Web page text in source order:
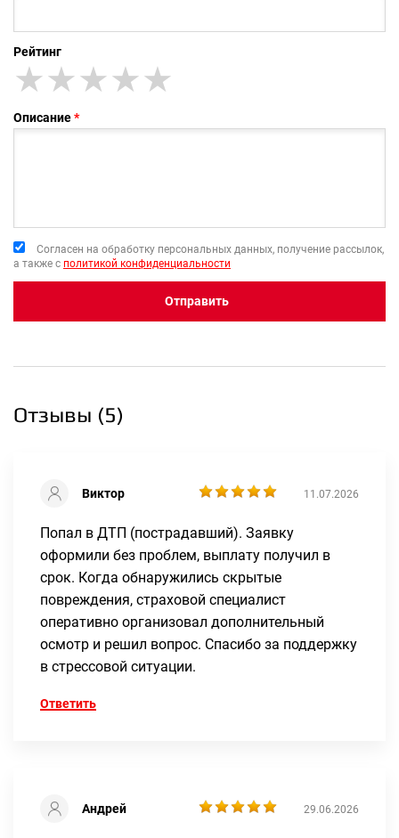
Рейтинг
★
★★
★★★
★★★★
★★★★★
Описание
Согласен на обработку персональных данных, получение рассылок,
а также с политикой конфиденциальности
Отправить
Отзывы (5)
Виктор 11.07.2026
Попал в ДТП (пострадавший). Заявку
оформили без проблем, выплату получил в
срок. Когда обнаружились скрытые
повреждения, страховой специалист
оперативно организовал дополнительный
осмотр и решил вопрос. Спасибо за поддержку
в стрессовой ситуации.
Ответить
Андрей 29.06.2026